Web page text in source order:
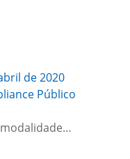
de 2020
Público